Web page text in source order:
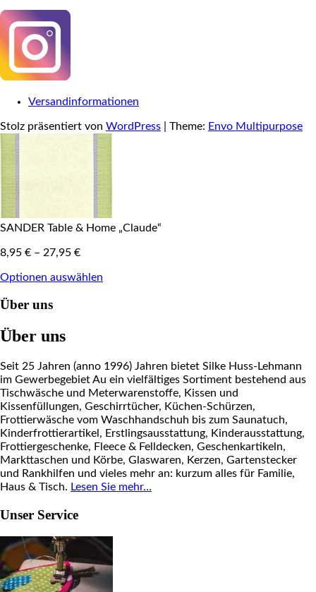
Versandinformationen
Stolz präsentiert von WordPress Theme: Envo Multipurpose
SANDER Table & Home „Claude“
8,95 € – 27,95 €
Optionen auswählen
Über uns
Über uns
Seit 25 Jahren (anno 1996) Jahren bietet Silke Huss-Lehmann
im Gewerbegebiet Au ein vielfältiges Sortiment bestehend aus
Tischwäsche und Meterwarenstoffe, Kissen und
Kissenfüllungen, Geschirrtücher, Küchen-Schürzen,
Frottierwäsche vom Waschhandschuh bis zum Saunatuch,
Kinderfrottierartikel, Erstlingsausstattung, Kinderausstattung,
Frottiergeschenke, Fleece & Felldecken, Geschenkartikeln,
Markttaschen und Körbe, Glaswaren, Kerzen, Gartenstecker
und Rankhilfen und vieles mehr an: kurzum alles für Familie,
Haus & Tisch. Lesen Sie mehr…
Unser Service